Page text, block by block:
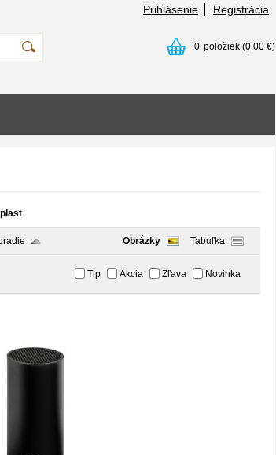
Prihlásenie Registrácia
0 položiek (0,00 €)
Obrázky Tabuľka
Tip Akcia Zľava Novinka